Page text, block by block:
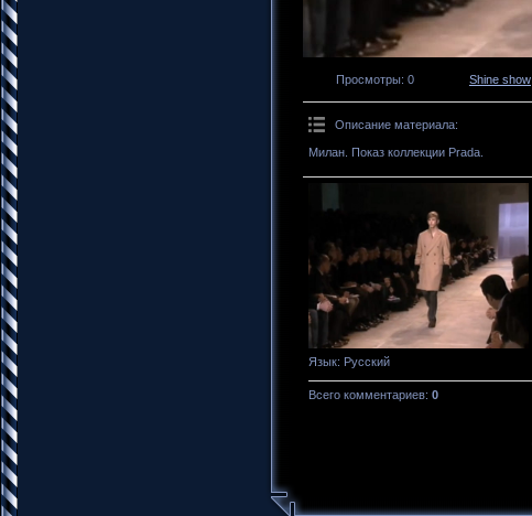
Просмотры: 0 Shine show
Описание материала:
Милан. Показ коллекции Prada.
Язык: Русский
Всего комментариев: 0